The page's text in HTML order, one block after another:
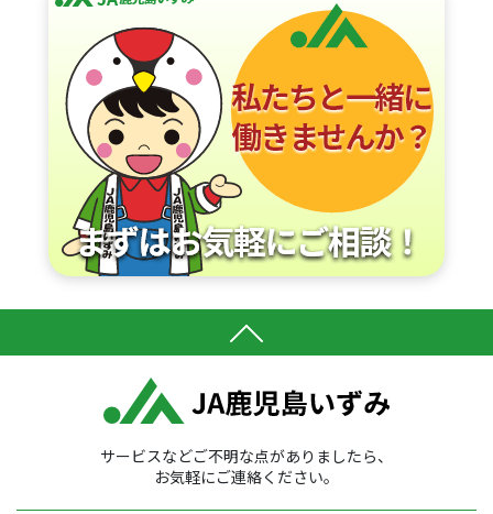
サービスなどご不明な点がありましたら、
お気軽にご連絡ください。